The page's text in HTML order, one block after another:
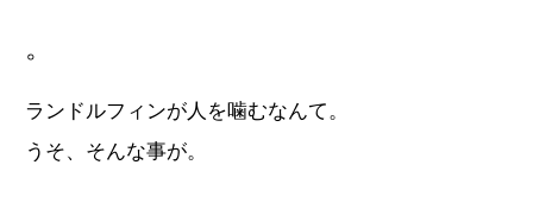
。
ランドルフィンが人を噛むなんて。
うそ、そんな事が。